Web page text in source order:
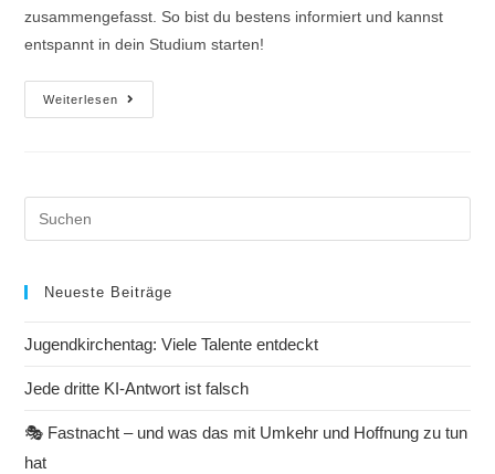
zusammengefasst. So bist du bestens informiert und kannst
entspannt in dein Studium starten!
Weiterlesen
Neueste Beiträge
Jugendkirchentag: Viele Talente entdeckt
Jede dritte KI-Antwort ist falsch
🎭 Fastnacht – und was das mit Umkehr und Hoffnung zu tun
hat